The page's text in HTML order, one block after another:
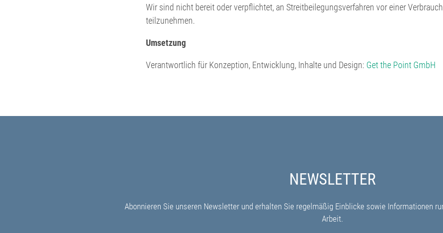
Wir sind nicht bereit oder verpflichtet, an Streitbeilegungsverfahren vor einer
teilzunehmen.
Umsetzung
Verantwortlich für Konzeption, Entwicklung, Inhalte und Design: Get the Point GmbH
NEWSLETTER
Abonnieren Sie unseren Newsletter und erhalten Sie regelmäßig Einblicke sowie Informationen
Arbeit.